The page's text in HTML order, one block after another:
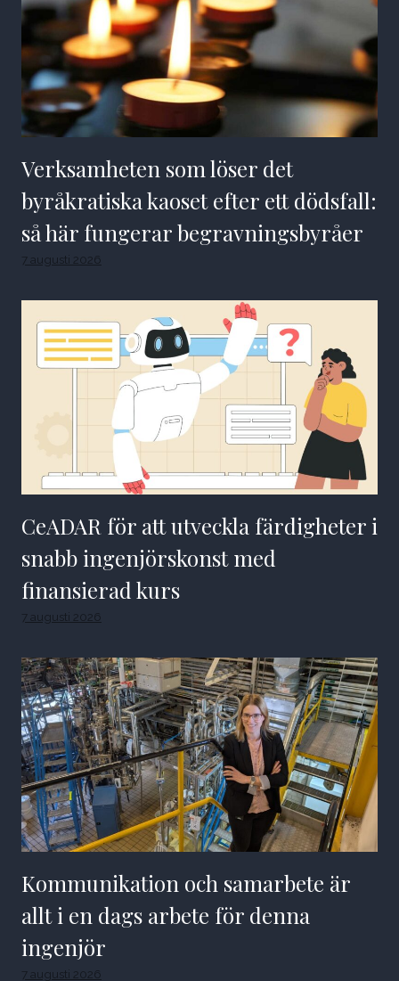
Verksamheten som löser det
byråkratiska kaoset efter ett dödsfall:
så här fungerar begravningsbyråer
7 augusti 2026
CeADAR för att utveckla färdigheter i
snabb ingenjörskonst med
finansierad kurs
7 augusti 2026
Kommunikation och samarbete är
allt i en dags arbete för denna
ingenjör
7 augusti 2026